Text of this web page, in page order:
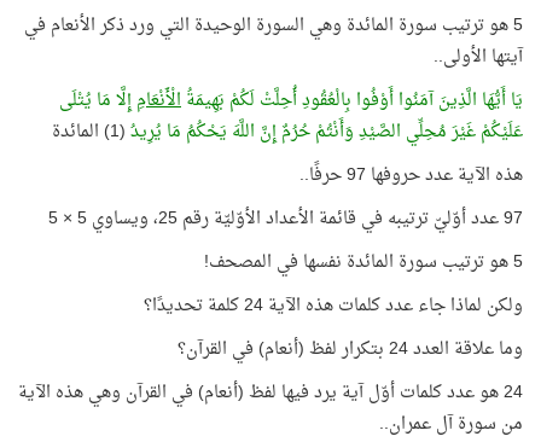
5 هو ترتيب سورة المائدة وهي السورة الوحيدة التي ورد ذكر الأنعام في
آيتها الأولى..
يَا أَيُّهَا الَّذِينَ آمَنُوا أَوْفُوا بِالْعُقُودِ أُحِلَّتْ لَكُمْ بَهِيمَةُالْأَنْعَامِإِلَّا مَا يُتْلَى
عَلَيْكُمْ غَيْرَ مُحِلِّي الصَّيْدِ وَأَنْتُمْ حُرُمٌ إِنَّ اللَّهَ يَحْكُمُ مَا يُرِيدُ(1) المائدة
هذه الآية عدد حروفها 97 حرفًا..
97 عدد أوّليّ ترتيبه في قائمة الأعداد الأوّليّة رقم 25، ويساوي 5 × 5
5 هو ترتيب سورة المائدة نفسها في المصحف!
ولكن لماذا جاء عدد كلمات هذه الآية 24 كلمة تحديدًا؟
وما علاقة العدد 24 بتكرار لفظ (أنعام) في القرآن؟
24 هو عدد كلمات أوّل آية يرد فيها لفظ (أنعام) في القرآن وهي هذه الآية
من سورة آل عمران..